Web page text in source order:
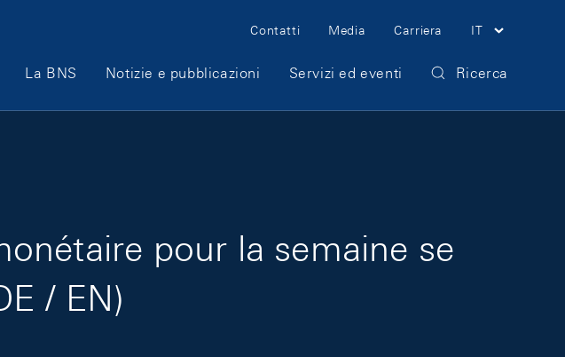
Meta Navigation
Contatti Media Carriera IT
Main Navigation
La BNS Notizie e pubblicazioni Servizi ed eventi Ricerca
pour la semaine se
/ EN)